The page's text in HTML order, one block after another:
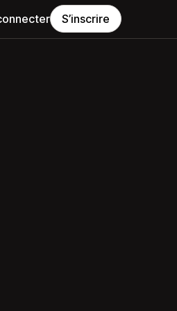
S’inscrire